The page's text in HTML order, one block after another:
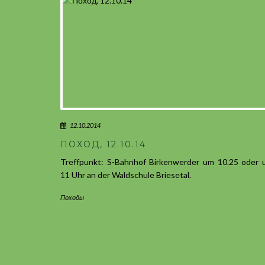
12.10.2014
ПОХОД, 12.10.14
Treffpunkt: S-Bahnhof Birkenwerder um 10.25 oder
11 Uhr an der Waldschule Briesetal.
Походы